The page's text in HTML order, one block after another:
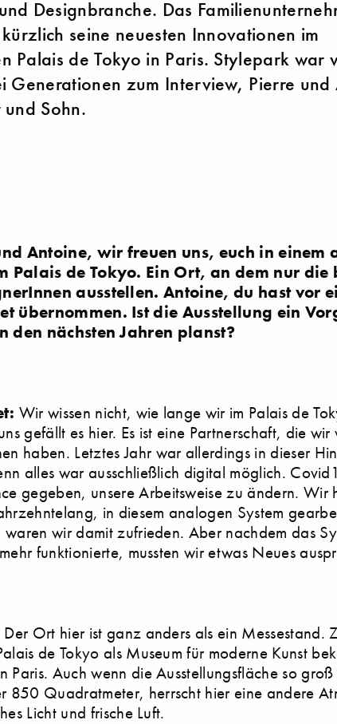
Designbranche. Das
seine neuesten Innovationen im
Palais de Tokyo in Paris. Stylepark war
Generationen zum Interview, Pierre und
Sohn.
Antoine, wir freuen uns, euch in einem
Palais de Tokyo. Ein Ort, an dem nur die
ausstellen. Antoine, du hast vor
übernommen. Ist die Ausstellung ein
den nächsten Jahren planst?
Wir wissen nicht, wie lange wir im Palais de
gefällt es hier. Es ist eine Partnerschaft, die
haben. Letztes Jahr war allerdings in dieser
alles war ausschließlich digital möglich.
gegeben, unsere Arbeitsweise zu ändern. Wir
in diesem analogen System
wir damit zufrieden. Aber nachdem das
funktionierte, mussten wir etwas Neues
Der Ort hier ist ganz anders als ein Messestand.
de Tokyo als Museum für moderne Kunst
Paris. Auch wenn die Ausstellungsfläche so
850 Quadratmeter, herrscht hier eine andere
Licht und frische Luft.